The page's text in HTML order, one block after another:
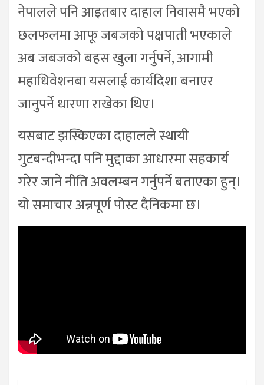
नेपालले पनि आइतबार दाहाल निवासमै भएको
छलफलमा आफू जबजको पक्षपाती भएकाले
अब जबजको बहस खुला गर्नुपर्ने, आगामी
महाधिवेशनबा यसलाई कार्यदिशा बनाएर
जानुपर्ने धारणा राखेका थिए।
यसबाट झस्किएका दाहालले स्थायी
गुटबन्दीभन्दा पनि मुद्दाका आधारमा सहकार्य
गरेर जाने नीति अवलम्बन गर्नुपर्ने बताएका हुन्।
यो समाचार अन्नपूर्ण पोस्ट दैनिकमा छ।